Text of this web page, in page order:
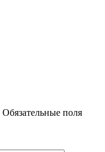
Обязательные поля